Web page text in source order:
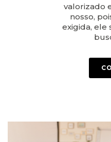
valorizado
nosso,
exigida, ele